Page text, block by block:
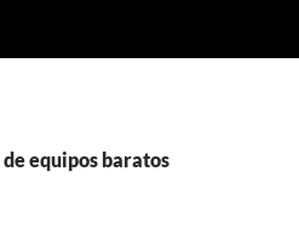
equipos baratos